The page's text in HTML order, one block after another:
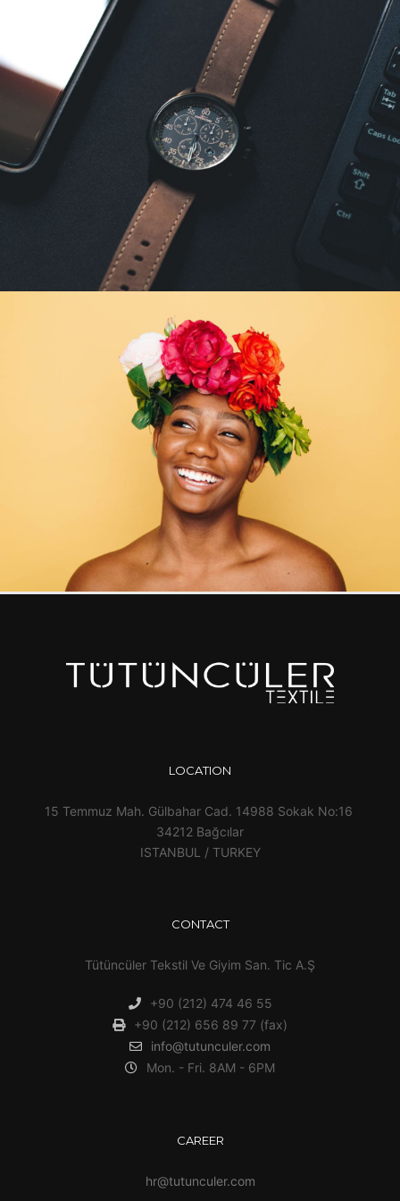
LOCATION
15 Temmuz Mah. Gülbahar Cad. 14988 Sokak No:16
34212 Bağcılar
ISTANBUL / TURKEY
CONTACT
Tütüncüler Tekstil Ve Giyim San. Tic A.Ş
+90 (212) 474 46 55
+90 (212) 656 89 77 (fax)
info@tutunculer.com
Mon. - Fri. 8AM - 6PM
CAREER
hr@tutunculer.com